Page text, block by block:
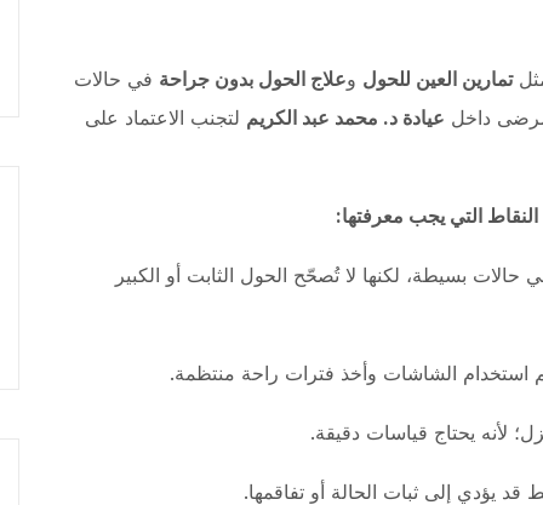
تمارين العين للحول وعلاج الحول بدون جراحة في حالات
داخل عيادة د. محمد عبد الكريم لتجنب الاعتماد على
التي يجب معرفتها:
بسيطة، لكنها لا تُصحّح الحول الثابت أو الكبير
استخدام الشاشات وأخذ فترات راحة منتظمة.
لأنه يحتاج قياسات دقيقة.
يؤدي إلى ثبات الحالة أو تفاقمها.